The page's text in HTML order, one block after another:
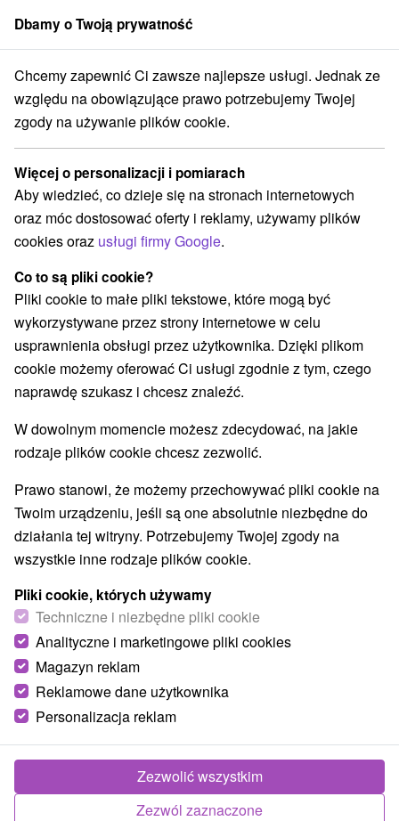
członek grupySorger
Kąpieliska w Tatrach
Kąpieliska w Tatrach
Tatry Wysokie |Filmy o Tatrach |Książki o Tatrach|Galeria
zdjęć
Ośrodki narciarskie | Kolejka linowa w Tatrach |
Baseny - parki wodne
Transport w Tatrach Miasta i wsie
turystyka |Odwiedzenie zasady|jaskinia
Fauna|flora|Restauracje
AquaCity
www.aquacity.sk/
AquaCity w Popradzie znajduje się, która ze względu na
położenie danego atrybutu zwanym bramą do Tatr
Wysokich. AquaCity woda jest pompowana ze źródłem
geotermalnego naturalnego i dostarczane do centrum przy
około 49 ° C woda termalna zawiera ponad 20 minerałów i
ma lecznicze działanie na organizm. Podczas wizyty w
parku wodnym znajdą Państwo baseny dla dzieci, baseny z
wieloma atrakcjami wodnymi, jacuzzi z hydromasażem,
zjeżdżalni, laser show, specjalne światła do chromoterapii.
Możesz odwiedzić go codziennie od 08.oo do 21.oo godz.
Thermal Park
Dbamy o Twoją prywatność
Chcemy zapewnić Ci zawsze najlepsze usługi. Jednak ze
względu na obowiązujące prawo potrzebujemy Twojej
zgody na używanie plików cookie.
Więcej o personalizacji i pomiarach
Aby wiedzieć, co dzieje się na stronach internetowych
oraz móc dostosować oferty i reklamy, używamy plików
cookies oraz usługi firmy Google.
Co to są pliki cookie?
Pliki cookie to małe pliki tekstowe, które mogą być
wykorzystywane przez strony internetowe w celu
usprawnienia obsługi przez użytkownika. Dzięki plikom
cookie możemy oferować Ci usługi zgodnie z tym, czego
naprawdę szukasz i chcesz znaleźć.
W dowolnym momencie możesz zdecydować, na jakie
rodzaje plików cookie chcesz zezwolić.
Prawo stanowi, że możemy przechowywać pliki cookie na
Twoim urządzeniu, jeśli są one absolutnie niezbędne do
działania tej witryny. Potrzebujemy Twojej zgody na
wszystkie inne rodzaje plików cookie.
Pliki cookie, których używamy
Techniczne i niezbędne pliki cookie
Analityczne i marketingowe pliki cookies
Magazyn reklam
Reklamowe dane użytkownika
Personalizacja reklam
Zezwól zaznaczone
Zezwolić wszystkim